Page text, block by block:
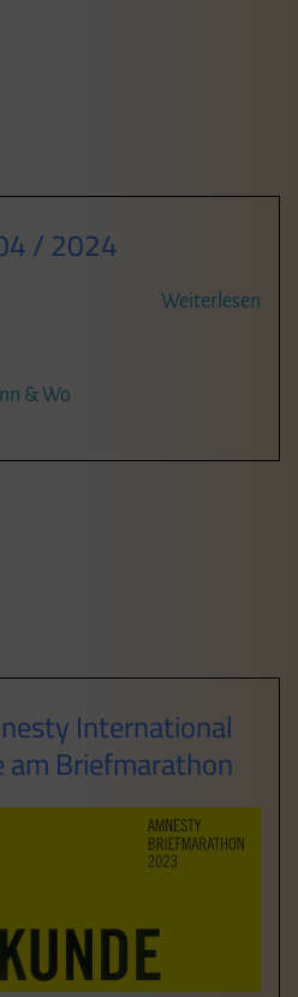
/ 2024
Weiterlesen
& Wo
International
am Briefmarathon